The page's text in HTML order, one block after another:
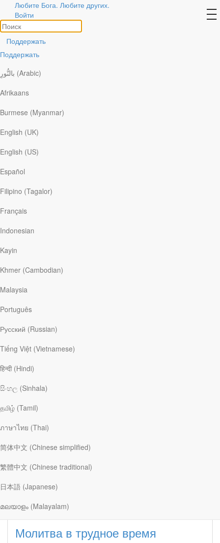
Любите Бога. Любите других.
Войти
Поддержать
Поддержать
بالنُّورِ (Arabic)
Afrikaans
Burmese (Myanmar)
English (UK)
English (US)
Español
Filipino (Tagalor)
Français
Indonesian
Kayin
Khmer (Cambodian)
Malaysia
Português
Русский (Russian)
Tiếng Việt (Vietnamese)
हिन्दी (Hindi)
සිංහල (Sinhala)
தமிழ் (Tamil)
ภาษาไทย (Thai)
简体中文 (Chinese simplified)
繁體中文 (Chinese traditional)
日本語 (Japanese)
മലയാളം (Malayalam)
Авторы
Гленн Пакиам
Гленн Пакиам
пастор ее дочерней общины
обретает смысл в руках Иисуса», «Познайте тайну веры»,
приходит к недостойным»
Desperation. Он написал более шестидесяти пяти песен
и«Спаситель мой живет»
университете. Он также является приглашенным лектором в
Статьи Гленн Пакиам
Молитва в трудное время